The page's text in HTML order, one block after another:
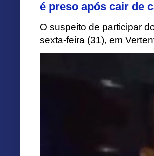
é preso após cair de
O suspeito de participar
sexta-feira (31), em